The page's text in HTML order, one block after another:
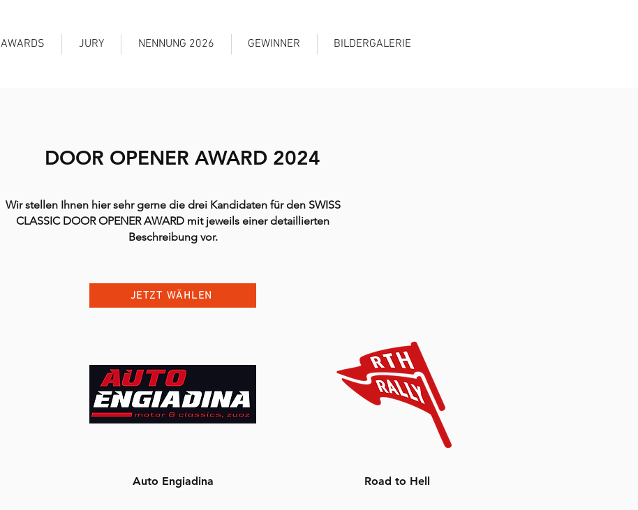
AWARDS JURY NENNUNG 2026 GEWINNER BILDERGALERIE
DOOR OPENER AWARD 2024
Wir stellen Ihnen hier sehr gerne die drei Kandidaten für den SWISS
CLASSIC DOOR OPENER AWARD mit jeweils einer detaillierten
Beschreibung vor.
JETZT WÄHLEN
Auto Engiadina Road to Hell